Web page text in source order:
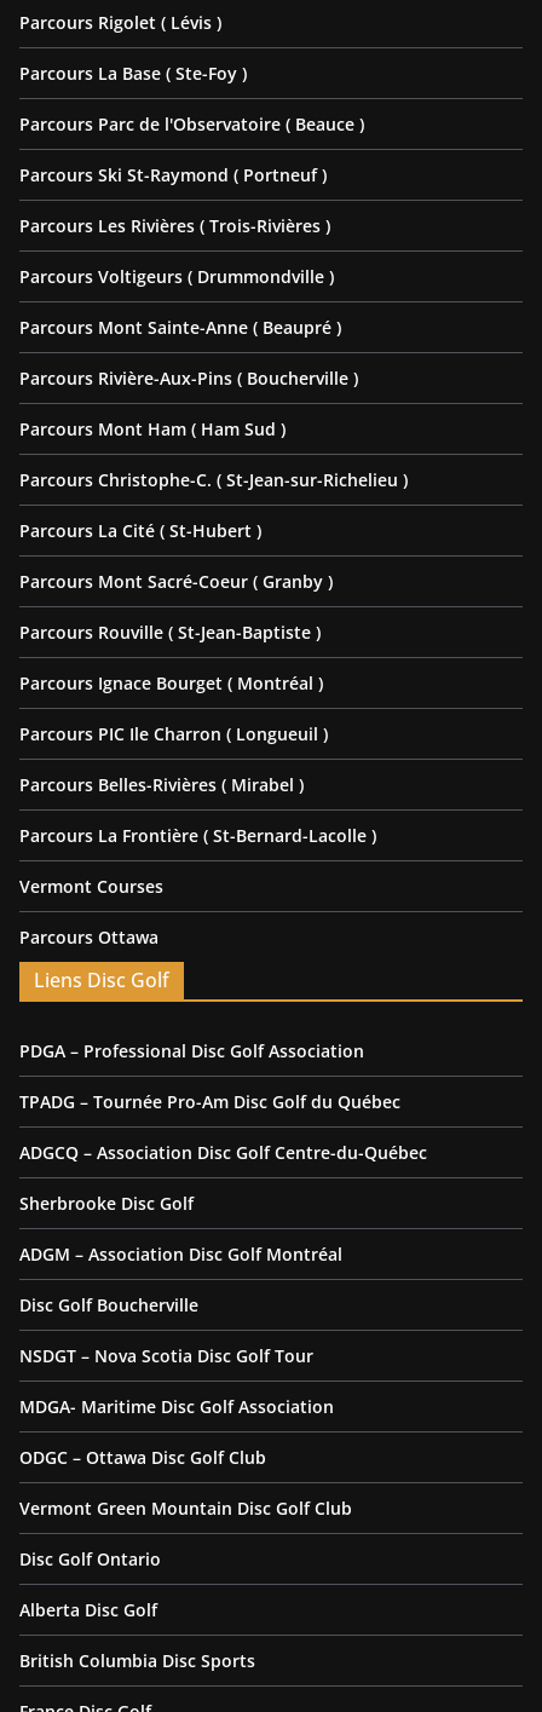
Parcours Rigolet ( Lévis )
Parcours La Base ( Ste-Foy )
Parcours Parc de l'Observatoire ( Beauce )
Parcours Ski St-Raymond ( Portneuf )
Parcours Les Rivières ( Trois-Rivières )
Parcours Voltigeurs ( Drummondville )
Parcours Mont Sainte-Anne ( Beaupré )
Parcours Rivière-Aux-Pins ( Boucherville )
Parcours Mont Ham ( Ham Sud )
Parcours Christophe-C. ( St-Jean-sur-Richelieu )
Parcours La Cité ( St-Hubert )
Parcours Mont Sacré-Coeur ( Granby )
Parcours Rouville ( St-Jean-Baptiste )
Parcours Ignace Bourget ( Montréal )
Parcours PIC Ile Charron ( Longueuil )
Parcours Belles-Rivières ( Mirabel )
Parcours La Frontière ( St-Bernard-Lacolle )
Vermont Courses
Parcours Ottawa
Liens Disc Golf
PDGA – Professional Disc Golf Association
TPADG – Tournée Pro-Am Disc Golf du Québec
ADGCQ – Association Disc Golf Centre-du-Québec
Sherbrooke Disc Golf
ADGM – Association Disc Golf Montréal
Disc Golf Boucherville
NSDGT – Nova Scotia Disc Golf Tour
MDGA- Maritime Disc Golf Association
ODGC – Ottawa Disc Golf Club
Vermont Green Mountain Disc Golf Club
Disc Golf Ontario
Alberta Disc Golf
British Columbia Disc Sports